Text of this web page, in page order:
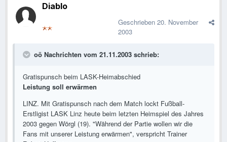
Diablo
Geschrieben 20. November
2003
oö Nachrichten vom 21.11.2003 schrieb:
Gratispunsch beim LASK-Heimabschied
Leistung soll erwärmen
LINZ. Mit Gratispunsch nach dem Match lockt Fußball-
Erstligist LASK Linz heute beim letzten Heimspiel des Jahres
2003 gegen Wörgl (19). "Während der Partie wollen wir die
Fans mit unserer Leistung erwärmen", verspricht Trainer